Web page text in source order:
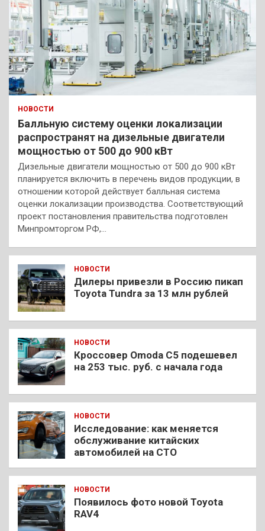
НОВОСТИ
Балльную систему оценки локализации
распространят на дизельные двигатели
мощностью от 500 до 900 кВт
Дизельные двигатели мощностью от 500 до 900 кВт
планируется включить в перечень видов продукции, в
отношении которой действует балльная система
оценки локализации производства. Соответствующий
проект постановления правительства подготовлен
Минпромторгом РФ,…
НОВОСТИ
Дилеры привезли в Россию пикап
Toyota Tundra за 13 млн рублей
НОВОСТИ
Кроссовер Omoda C5 подешевел
на 253 тыс. руб. с начала года
НОВОСТИ
Исследование: как меняется
обслуживание китайских
автомобилей на СТО
НОВОСТИ
Появилось фото новой Toyota
RAV4